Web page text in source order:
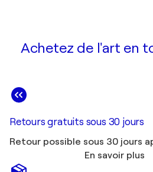
Achetez de l'art en
Retours gratuits sous 30 jours
Retour possible sous 30 jours
En savoir plus